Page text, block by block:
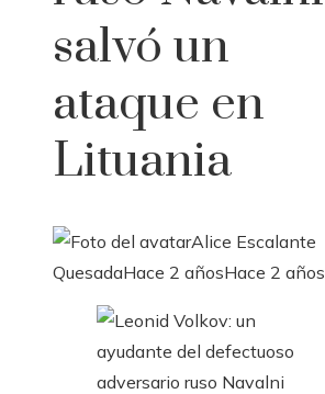
salvó un
ataque en
Lituania
Alice Escalante
QuesadaHace 2 añosHace 2 años